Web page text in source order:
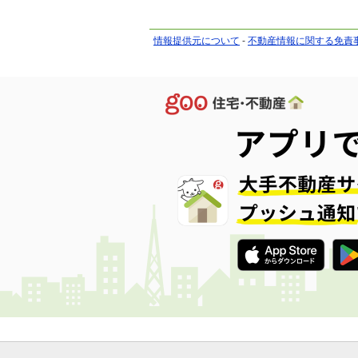
情報提供元について - 不動産情報に関する免責